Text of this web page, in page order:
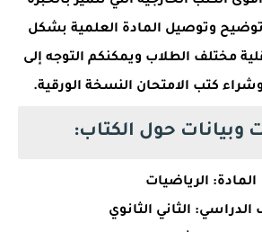
توضيح وتوصيل المادة العلمية بشكل
مختلف الطلاب ويمكنكم التوجه إلى
كتب الامتحان النسخة الورقية.
وبيانات حول الكتاب:
المادة: الرياضيات
الثاني الثانوي